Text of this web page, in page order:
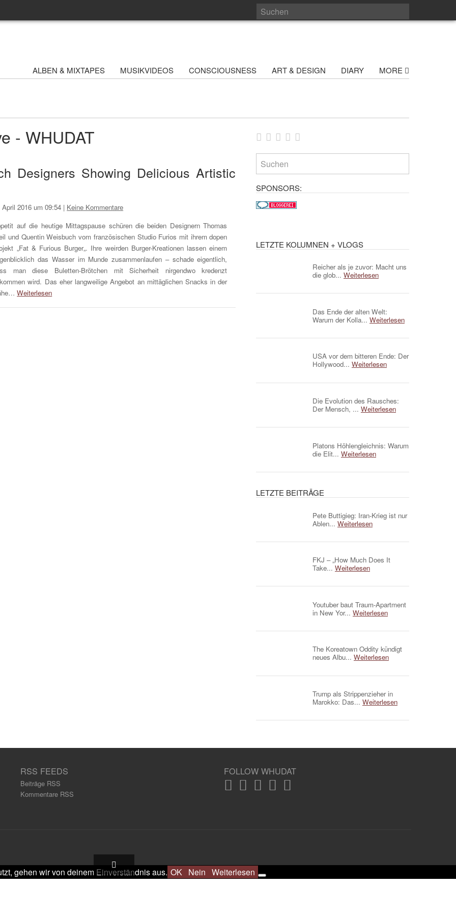
ALBEN & MIXTAPES MUSIKVIDEOS CONSCIOUSNESS ART & DESIGN DIARY MORE
- WHUDAT
Designers Showing Delicious Artistic
April 2016 um 09:54 | Keine Kommentare
auf die heutige Mittagspause schüren die beiden Designern Thomas
und Quentin Weisbuch vom französischen Studio Furios mit ihrem dopen
„Fat & Furious Burger„. Ihre weirden Burger-Kreationen lassen einem
das Wasser im Munde zusammenlaufen – schade eigentlich,
man diese Buletten-Brötchen mit Sicherheit nirgendwo kredenzt
wird. Das eher langweilige Angebot an mittäglichen Snacks in der
Weiterlesen
SPONSORS:
LETZTE KOLUMNEN + VLOGS
Reicher als je zuvor: Macht uns
die glob... Weiterlesen
Das Ende der alten Welt:
Warum der Kolla... Weiterlesen
USA vor dem bitteren Ende: Der
Hollywood... Weiterlesen
Die Evolution des Rausches:
Der Mensch, ... Weiterlesen
Platons Höhlengleichnis: Warum
die Elit... Weiterlesen
LETZTE BEITRÄGE
Pete Buttigieg: Iran-Krieg ist nur
Ablen... Weiterlesen
FKJ – „How Much Does It
Take... Weiterlesen
Youtuber baut Traum-Apartment
in New Yor... Weiterlesen
The Koreatown Oddity kündigt
neues Albu... Weiterlesen
Trump als Strippenzieher in
Marokko: Das... Weiterlesen
RSS FEEDS
Beiträge RSS
Kommentare RSS
FOLLOW WHUDAT
gehen wir von deinem Einverständnis aus. OK Nein Weiterlesen